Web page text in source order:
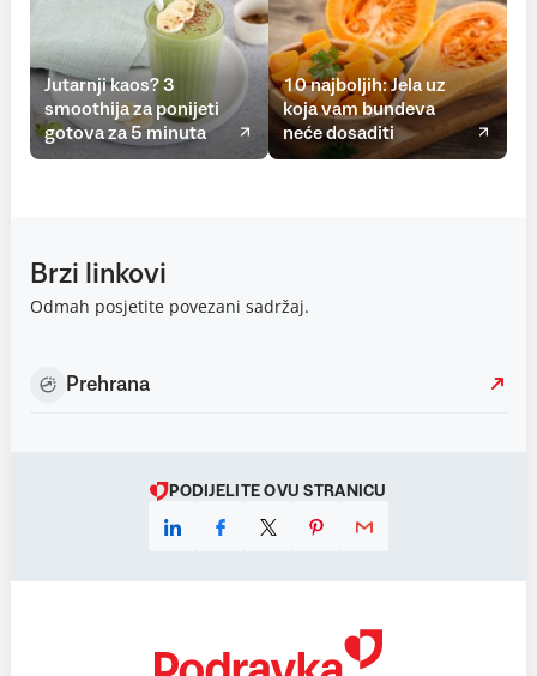
Jutarnji kaos? 3
smoothija za ponijeti
gotova za 5 minuta
10 najboljih: Jela uz
koja vam bundeva
neće dosaditi
Brzi linkovi
Odmah posjetite povezani sadržaj.
Prehrana
PODIJELITE OVU STRANICU